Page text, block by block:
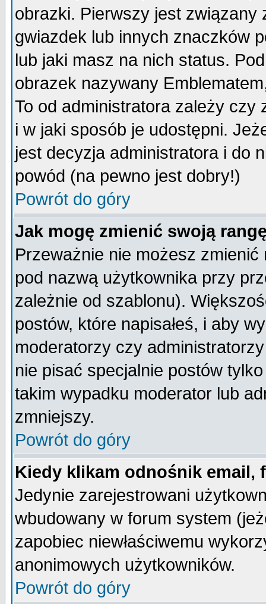
obrazki. Pierwszy jest
gwiazdek lub innych znaczków
lub jaki masz na nich status.
obrazek nazywany
To od administratora zależy czy
i w jaki sposób je udostępni.
jest decyzja administratora i do
powód (na pewno jest dobry!)
Powrót do góry
Jak mogę zmienić swoją
Przeważnie nie możesz
pod nazwą użytkownika przy
zależnie od szablonu).
postów, które napisałeś, i aby
moderatorzy czy
nie pisać specjalnie postów
takim wypadku moderator lub
zmniejszy.
Powrót do góry
Kiedy klikam odnośnik email,
Jedynie zarejestrowani
wbudowany w forum system
zapobiec niewłaściwemu
anonimowych użytkowników.
Powrót do góry